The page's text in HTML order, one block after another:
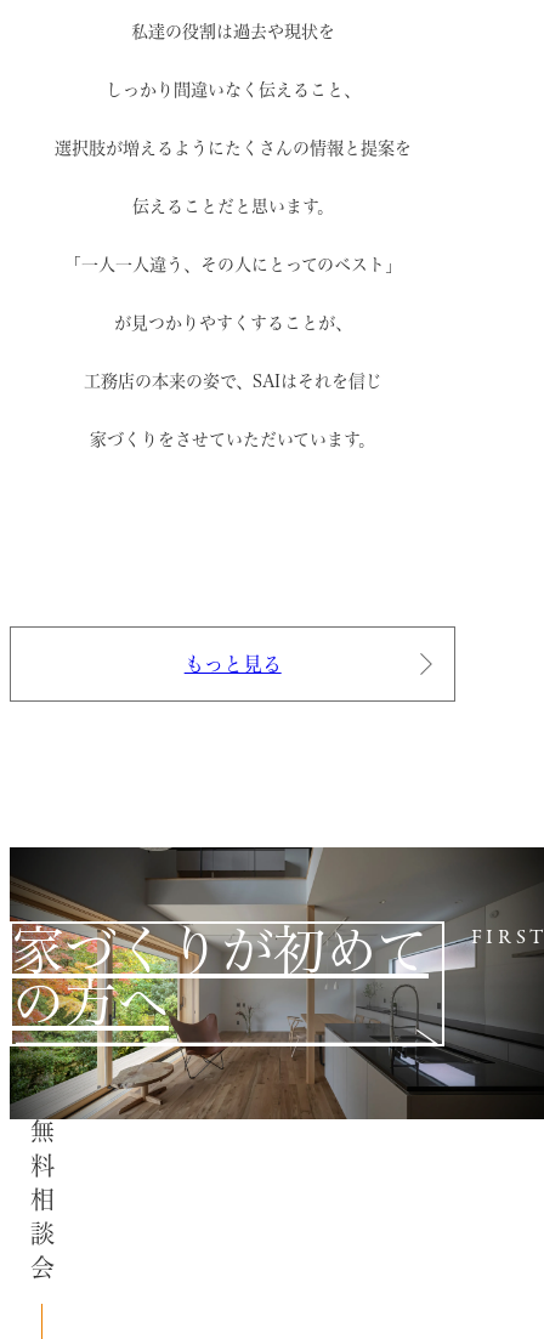
私達の役割は過去や現状を
しっかり間違いなく伝えること、
選択肢が増えるように たくさんの情報と提案を
伝えることだと思います。
「一人一人違う、その人にとってのベスト」
が見つかりやすくすることが、
工務店の本来の姿で、 SAIはそれを信じ
家づくりをさせていただいています。
もっと見る
家づくりが初めて
の方へ
無料相談会